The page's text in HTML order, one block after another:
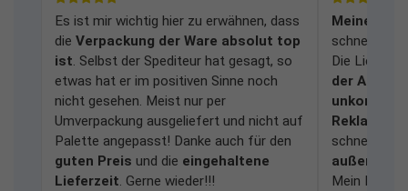
Es ist mir wichtig hier zu erwähnen, dass
die Verpackung der Ware absolut top
ist. Selbst der Spediteur hat gesagt, so
etwas hat er im positiven Sinne noch
nicht gesehen. Meist nur per
Umverpackung ausgeliefert und nicht auf
Palette angepasst! Danke auch für den
guten Preis und die eingehaltene
Lieferzeit. Gerne wieder!!!
Meine
schnell und
Die
der Anlage
schnell
Mein Dank